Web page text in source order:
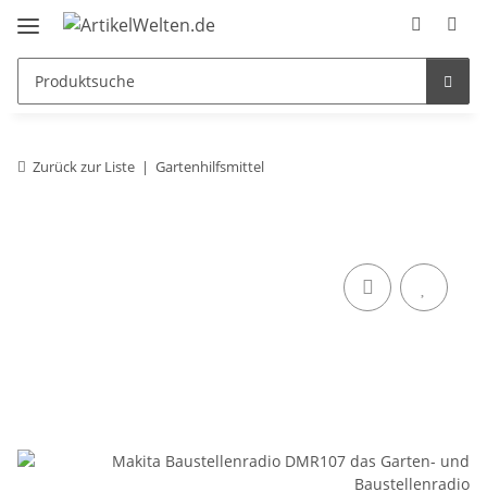
Zurück zur Liste Gartenhilfsmittel